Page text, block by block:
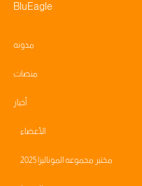
BluEagle
مدونه
منصات
أخبار
الأعضاء
مختبر مجموعه الموناليزا 2025